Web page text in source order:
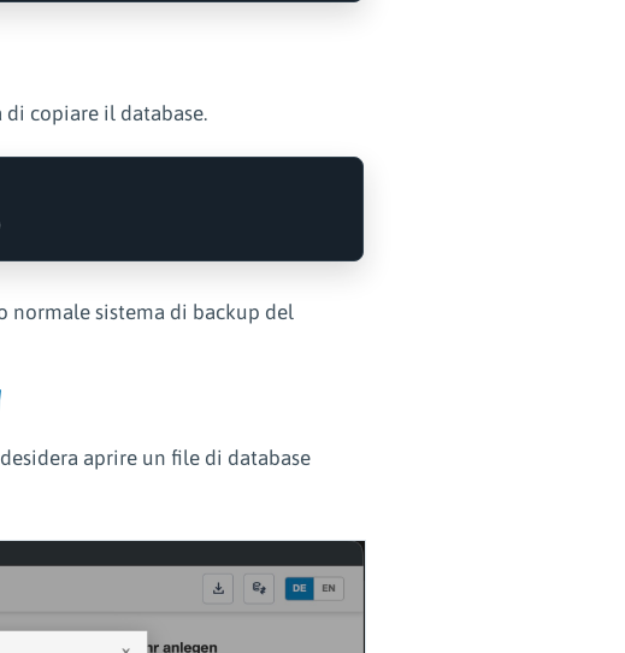
copiare il database.
normale sistema di backup del
aprire un file di database